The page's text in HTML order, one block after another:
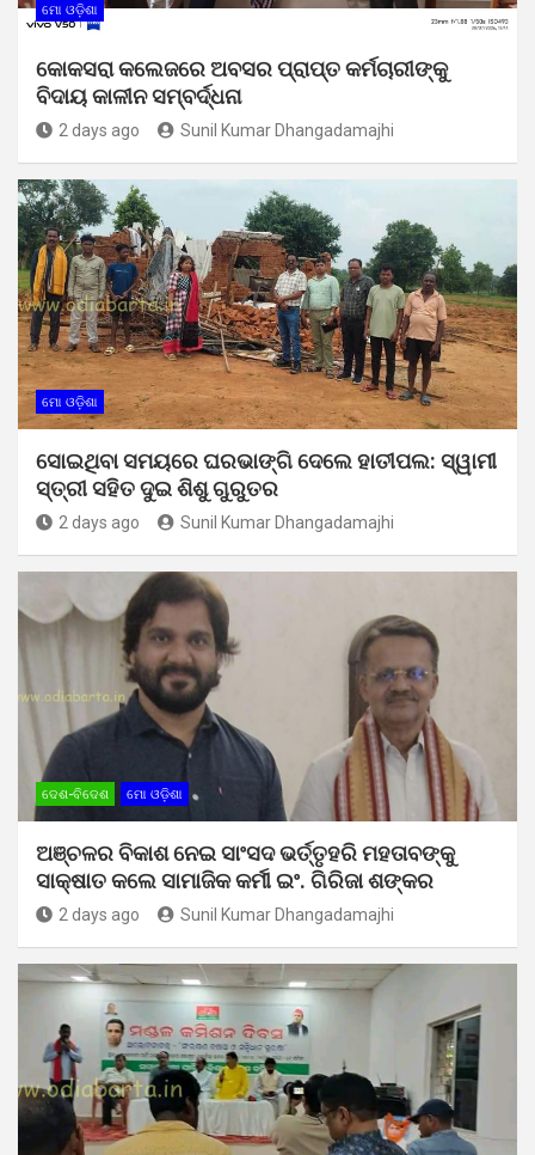
ମୋ ଓଡ଼ିଶା
କୋକସରା କଲେଜରେ ଅବସର ପ୍ରାପ୍ତ କର୍ମଚାରୀଙ୍କୁ
ବିଦାୟ କାଳୀନ ସମ୍ବର୍ଦ୍ଧନା
2 days ago Sunil Kumar Dhangadamajhi
ମୋ ଓଡ଼ିଶା
ସୋଇଥିବା ସମୟରେ ଘରଭାଙ୍ଗି ଦେଲେ ହାତୀପଲ: ସ୍ୱାମୀ
ସ୍ତ୍ରୀ ସହିତ ଦୁଇ ଶିଶୁ ଗୁରୁତର
2 days ago Sunil Kumar Dhangadamajhi
ଦେଶ-ବିଦେଶ ମୋ ଓଡ଼ିଶା
ଅଞ୍ଚଳର ବିକାଶ ନେଇ ସାଂସଦ ଭର୍ତ୍ତୃହରି ମହତାବଙ୍କୁ
ସାକ୍ଷାତ କଲେ ସାମାଜିକ କର୍ମୀ ଇଂ. ଗିରିଜା ଶଙ୍କର
2 days ago Sunil Kumar Dhangadamajhi